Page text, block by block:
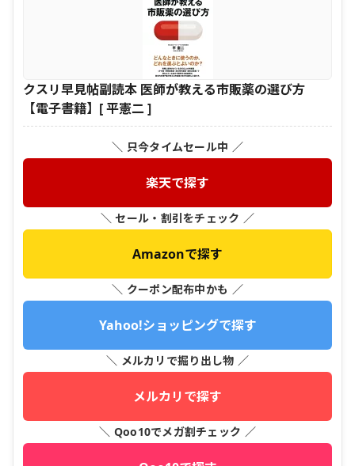
クスリ早見帖副読本 医師が教える市販薬の選び方
【電子書籍】[ 平憲二 ]
＼ 只今タイムセール中 ／
楽天で探す
＼ セール・割引をチェック ／
Amazonで探す
＼ クーポン配布中かも ／
Yahoo!ショッピングで探す
＼ メルカリで掘り出し物 ／
メルカリで探す
＼ Qoo10でメガ割チェック ／